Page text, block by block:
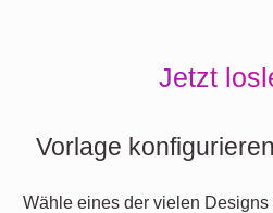
Jetzt
Vorlage
Wähle eines der vielen Designs